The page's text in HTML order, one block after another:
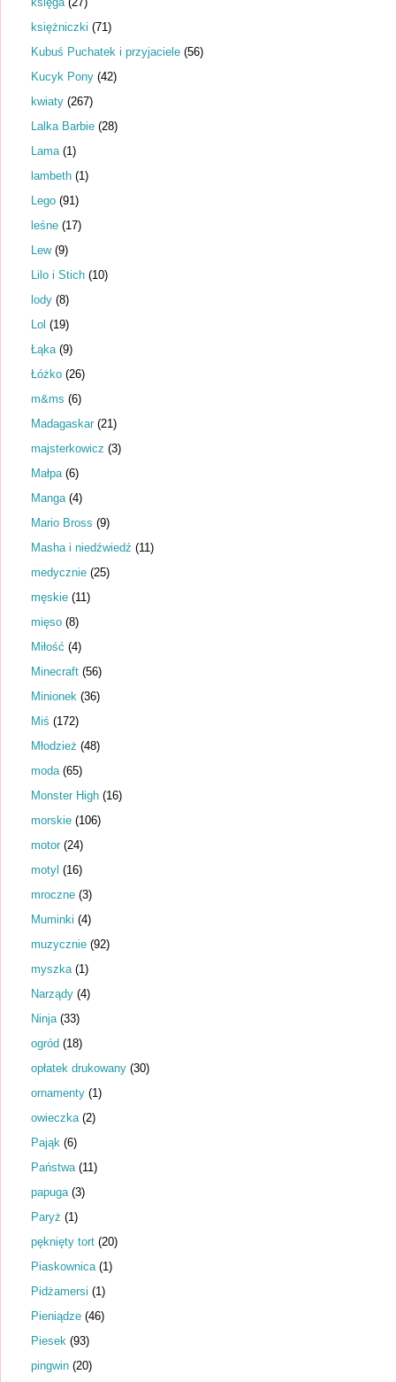
księżniczki (71)
Kubuś Puchatek i przyjaciele (56)
Kucyk Pony (42)
kwiaty (267)
Lalka Barbie (28)
Lama (1)
lambeth (1)
Lego (91)
leśne (17)
Lew (9)
Lilo i Stich (10)
lody (8)
Lol (19)
Łąka (9)
Łóżko (26)
m&ms (6)
Madagaskar (21)
majsterkowicz (3)
Małpa (6)
Manga (4)
Mario Bross (9)
Masha i niedźwiedź (11)
medycznie (25)
męskie (11)
mięso (8)
Miłość (4)
Minecraft (56)
Minionek (36)
Miś (172)
Młodzież (48)
moda (65)
Monster High (16)
morskie (106)
motor (24)
motyl (16)
mroczne (3)
Muminki (4)
muzycznie (92)
myszka (1)
Narządy (4)
Ninja (33)
ogród (18)
opłatek drukowany (30)
ornamenty (1)
owieczka (2)
Pająk (6)
Państwa (11)
papuga (3)
Paryż (1)
pęknięty tort (20)
Piaskownica (1)
Pidżamersi (1)
Pieniądze (46)
Piesek (93)
pingwin (20)